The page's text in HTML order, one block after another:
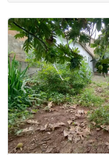
<<< <
‹Previous